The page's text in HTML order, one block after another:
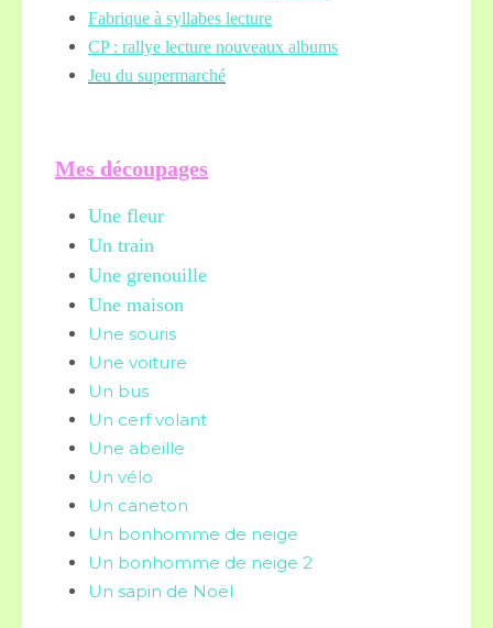
Fabrique à syllabes lecture
CP : rallye lecture nouveaux albums
Jeu du supermarché
Mes découpages
Une fleur
Un train
Une grenouille
Une maison
Une souris
Une voiture
Un bus
Un cerf volant
Une abeille
Un vélo
Un caneton
Un bonhomme de neige
Un bonhomme de neige 2
Un sapin de Noël